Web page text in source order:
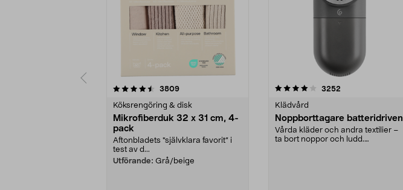
3809recensioner
Köksrengöring & disk
Mikrofiberduk 32 x 31 cm, 4-
pack
Aftonbladets "självklara favorit” i
test av d...
Utförande: Grå/beige
4.0av 5 stjärnor 3252
Klädvård
Noppborttagare batteridriven
Vårda kläder och andra textilier –
ta bort noppor och ludd.
4.5av 5 stjärnor